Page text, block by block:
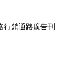
行銷通路廣告刊
惠中....